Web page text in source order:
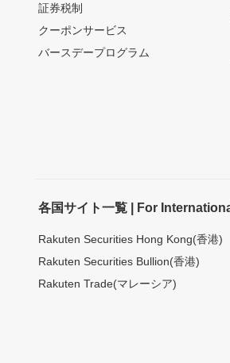
証券税制
クーポンサービス
バースデープログラム
各国サイト一覧 | For
Rakuten Securities Hong Kong(香港)
Rakuten Securities Bullion(香港)
Rakuten Trade(マレーシア)